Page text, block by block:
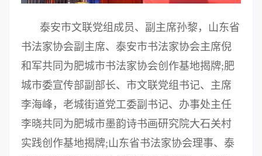
泰安市文联党组成员、副主席孙黎，山东省
书法家协会副主席、泰安市书法家协会主席倪
和军共同为肥城市书法家协会创作基地揭牌;肥
城市委宣传部副部长、市文联党组书记、主席
李海峰，老城街道党工委副书记、办事处主任
李晓共同为肥城市墨韵诗书画研究院大石关村
实践创作基地揭牌;山东省书法家协会理事、泰